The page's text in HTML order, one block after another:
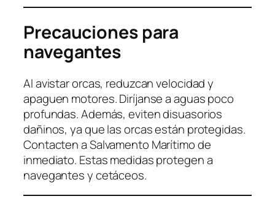
Precauciones para
navegantes
Al avistar orcas, reduzcan velocidad y
apaguen motores. Diríjanse a aguas poco
profundas. Además, eviten disuasorios
dañinos, ya que las orcas están protegidas.
Contacten a Salvamento Marítimo de
inmediato. Estas medidas protegen a
navegantes y cetáceos.